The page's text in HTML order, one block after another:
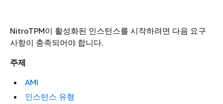
NitroTPM이 활성화된 인스턴스를 시작하려면 다음 요구
사항이 충족되어야 합니다.
주제
AMI
인스턴스 유형